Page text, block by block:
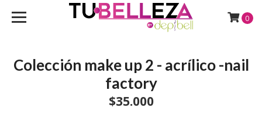
0
Colección make up 2 - acrílico -nail
factory
$35.000